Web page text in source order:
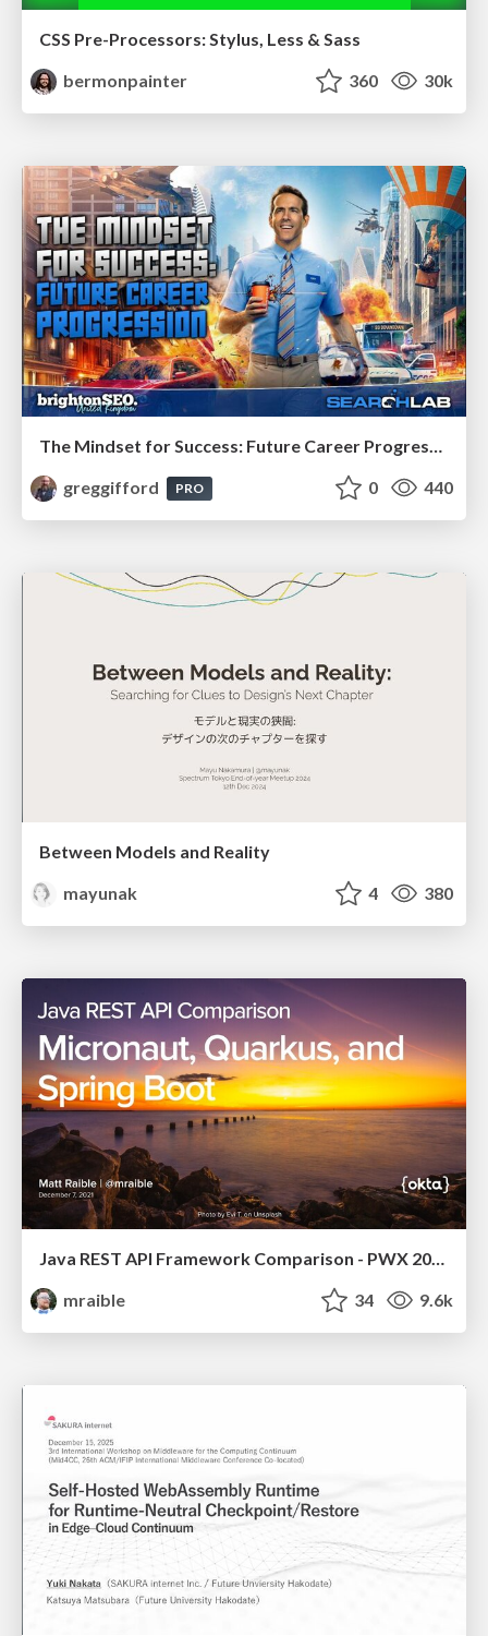
CSS Pre-Processors: Stylus, Less & Sass
bermonpainter
360 30k
The Mindset for Success: Future Career Progression
greggifford
PRO 0 440
Between Models and Reality
mayunak
4 380
mraible
34 9.6k